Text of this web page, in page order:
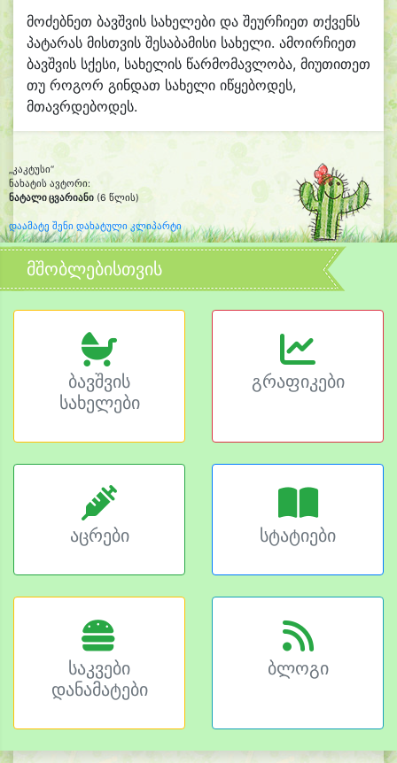
მოძებნეთ ბავშვის სახელები და შეურჩიეთ თქვენს
პატარას მისთვის შესაბამისი სახელი. ამოირჩიეთ
ბავშვის სქესი, სახელის წარმომავლობა, მიუთითეთ
თუ როგორ გინდათ სახელი იწყებოდეს,
მთავრდებოდეს.
„კაკტუსი“
ნახატის ავტორი:
ნატალი ცვარიანი (6 წლის)
დაამატე შენი დახატული კლიპარტი
მშობლებისთვის
ბავშვის
სახელები
გრაფიკები
აცრები სტატიები
საკვები
დანამატები
ბლოგი